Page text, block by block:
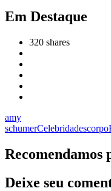
Em Destaque
320 shares
amy
schumerCelebridadescorpo
Recomendamos
Deixe seu